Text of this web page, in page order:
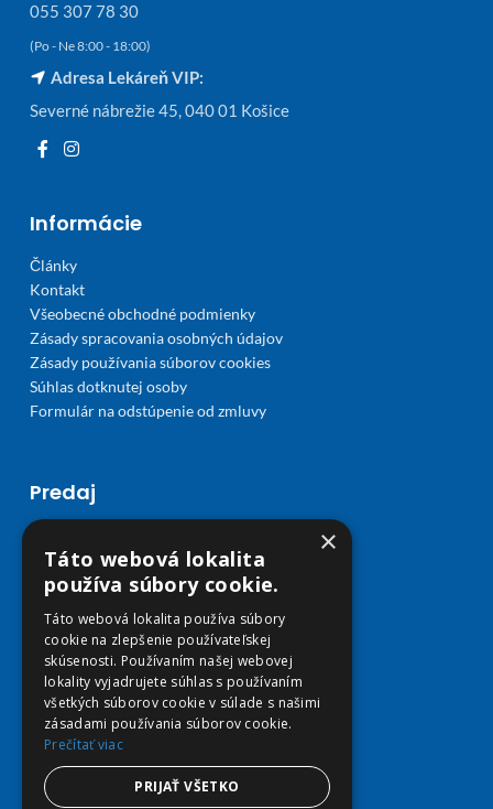
055 307 78 30
(Po - Ne 8:00 - 18:00)
Adresa Lekáreň VIP:
Severné nábrežie 45, 040 01 Košice
Informácie
Články
Kontakt
Všeobecné obchodné podmienky
Zásady spracovania osobných údajov
Zásady používania súborov cookies
Súhlas dotknutej osoby
Formulár na odstúpenie od zmluvy
Predaj
Obľúbené
Košík
×
Táto webová lokalita
používa súbory cookie.
Táto webová lokalita používa súbory
cookie na zlepšenie používateľskej
skúsenosti. Používaním našej webovej
lokality vyjadrujete súhlas s používaním
všetkých súborov cookie v súlade s našimi
zásadami používania súborov cookie.
Prečítať viac
PRIJAŤ VŠETKO